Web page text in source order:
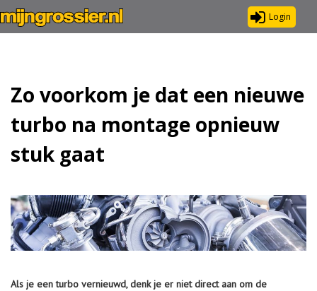
Login
Zo voorkom je dat een nieuwe
turbo na montage opnieuw
stuk gaat
Als je een turbo vernieuwd, denk je er niet direct aan om de